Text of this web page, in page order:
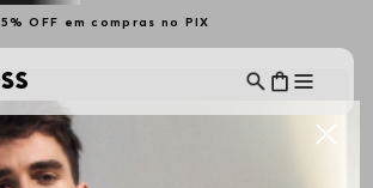
5% OFF em compras no PIX